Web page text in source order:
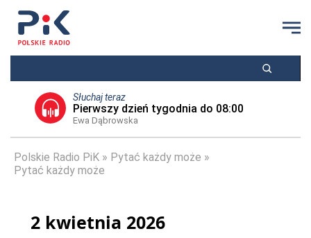
Słuchaj teraz
Pierwszy dzień tygodnia do 08:00
Ewa Dąbrowska
Polskie Radio PiK
Pytać każdy może
Pytać każdy może
2 kwietnia 2026